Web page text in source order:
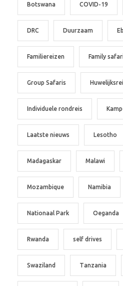
Botswana COVID-19
DRC Duurzaam
Familiereizen Family
Group Safaris
Individuele rondreis
Laatste nieuws Lesotho
Madagaskar Malawi
Mozambique Namibia
Nationaal Park Oeganda
Rwanda self drives
Swaziland Tanzania